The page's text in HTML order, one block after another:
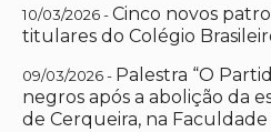
10/03/2026 -Cinco novos
titulares do Colégio
09/03/2026 - Palestra “O
negros após a abolição da
de Cerqueira, na Faculdade